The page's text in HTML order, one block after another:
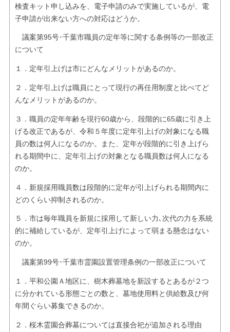
検査キット申し込みを、電子申請のみで実施しているが、電
子申請が出来ない方への対応はどうか。
議案第95号･千葉市職員の定年等に関する条例等の一部改正
について
１．定年引上げは市にどんなメリットがあるのか。
２．定年引上げは職員にとって現行の再任用制度と比べてど
んなメリットがあるのか。
３．職員の定年年齢を現行60歳から、段階的に65歳に引き上
げる改正であるが、令和５年度に定年引上げの対象になる職
員の数は何人になるのか。また、定年が段階的に引き上げら
れる期間中に、定年引上げの対象となる職員数は何人になる
のか。
４．新規採用職員数は段階的に定年が引上げられる期間内に
どのくらい抑制されるのか。
５．市は毎年職員を新規に採用して新しい力､次代の力を系統
的に補給しているが、定年引上げによって弱まる懸念はない
のか。
議案第99号･千葉市霊園設置管理条例の一部改正について
１．平和公園Ａ地区に、樹木葬墓地を新設するとあるが２つ
に分かれている形態ごとの数と、墓地使用料と供給数及び何
年間ぐらい募集できるのか。
２．桜木霊園合葬墓については直接合祀が追加される理由